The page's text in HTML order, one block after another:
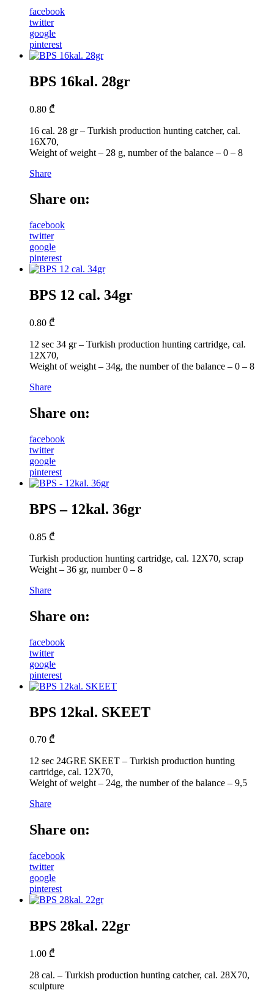
facebook
twitter
google
pinterest
BPS 16kal. 28gr
0.80 ₾
16 cal. 28 gr – Turkish production hunting catcher, cal.
16X70,
Weight of weight – 28 g, number of the balance – 0 – 8
Share
Share on:
facebook
twitter
google
pinterest
BPS 12 cal. 34gr
0.80 ₾
12 sec 34 gr – Turkish production hunting cartridge, cal.
12X70,
Weight of weight – 34g, the number of the balance – 0 – 8
Share
Share on:
facebook
twitter
google
pinterest
BPS – 12kal. 36gr
0.85 ₾
Turkish production hunting cartridge, cal. 12X70, scrap
Weight – 36 gr, number 0 – 8
Share
Share on:
facebook
twitter
google
pinterest
BPS 12kal. SKEET
0.70 ₾
12 sec 24GRE SKEET – Turkish production hunting
cartridge, cal. 12X70,
Weight of weight – 24g, the number of the balance – 9,5
Share
Share on:
facebook
twitter
google
pinterest
BPS 28kal. 22gr
1.00 ₾
28 cal. – Turkish production hunting catcher, cal. 28X70,
sculpture